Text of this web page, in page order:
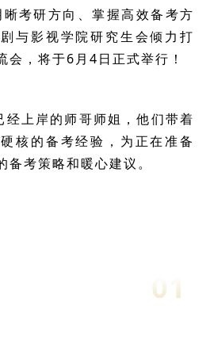
考研方向、掌握高效备考方
与影视学院研究生会倾力打
会，将于6月4日正式举行！
经上岸的师哥师姐，他们带着
核的备考经验，为正在准备
考策略和暖心建议。
01